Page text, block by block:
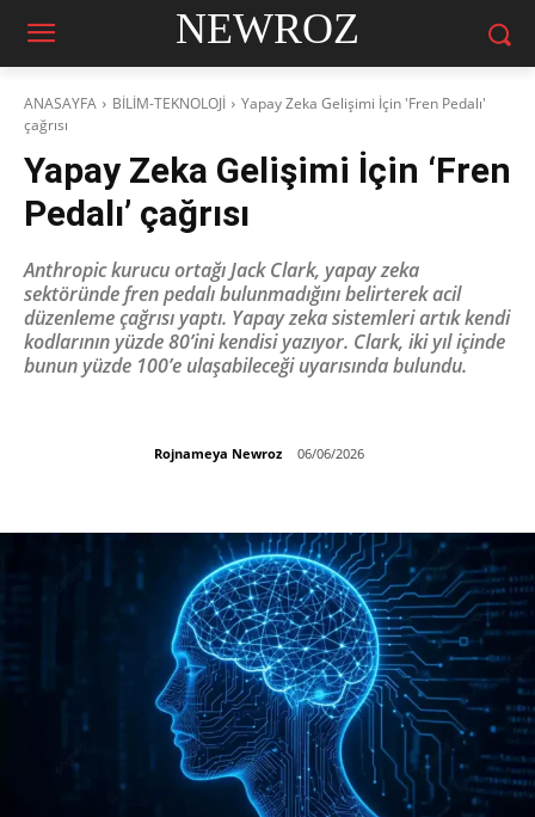
NEWROZ
ANASAYFA BİLİM-TEKNOLOJİ
Yapay Zeka Gelişimi İçin 'Fren Pedalı'
çağrısı
Yapay Zeka Gelişimi İçin ‘Fren
Pedalı’ çağrısı
Anthropic kurucu ortağı Jack Clark, yapay zeka
sektöründe fren pedalı bulunmadığını belirterek acil
düzenleme çağrısı yaptı. Yapay zeka sistemleri artık kendi
kodlarının yüzde 80’ini kendisi yazıyor. Clark, iki yıl içinde
bunun yüzde 100’e ulaşabileceği uyarısında bulundu.
Rojnameya Newroz 06/06/2026